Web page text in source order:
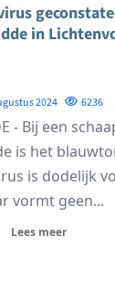
in
2024 6236
- Bij een
is het
is dodelijk
vormt geen...
Lees meer